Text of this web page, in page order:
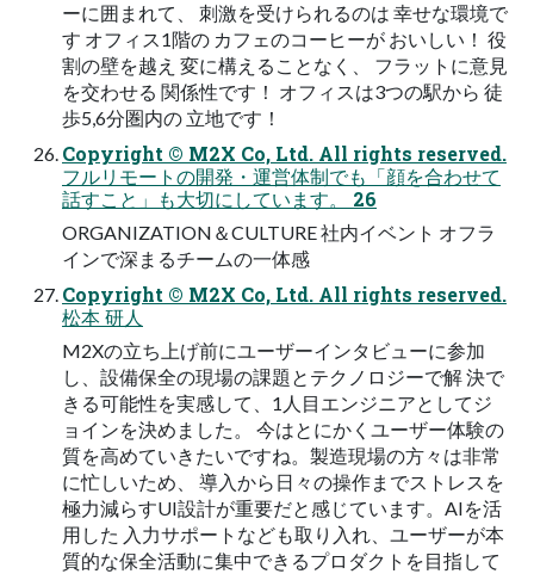
ーに囲まれて、 刺激を受けられるのは 幸せな環境で
す オフィス1階の カフェのコーヒーが おいしい！ 役
割の壁を越え 変に構えることなく、 フラットに意見
を交わせる 関係性です！ オフィスは3つの駅から 徒
歩5,6分圏内の 立地です！
Copyright © M2X Co, Ltd. All rights reserved.
フルリモートの開発・運営体制でも「顔を合わせて
話すこと」も大切にしています。 26
ORGANIZATION＆CULTURE 社内イベント オフラ
インで深まるチームの一体感
Copyright © M2X Co, Ltd. All rights reserved.
松本 研人
M2Xの立ち上げ前にユーザーインタビューに参加
し、設備保全の現場の課題とテクノロジーで解 決で
きる可能性を実感して、1人目エンジニアとしてジ
ョインを決めました。 今はとにかくユーザー体験の
質を高めていきたいですね。製造現場の方々は非常
に忙しいため、 導入から日々の操作までストレスを
極力減らすUI設計が重要だと感じています。AIを活
用した 入力サポートなども取り入れ、ユーザーが本
質的な保全活動に集中できるプロダクトを目指して